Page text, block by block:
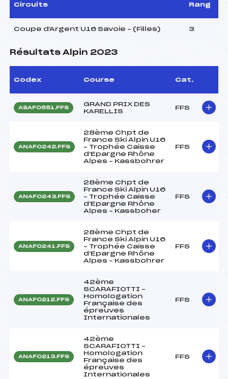
Circuits Rang
Coupe d'Argent U16 Savoie – (Filles) 3
Résultats Alpin 2023
Codex Course Cat.
ASAF0551.FFS
GRAND PRIX DES
KARELLIS
FFS
ANAF0242.FFS
28ème Chpt de
France Ski Alpin U16
– Trophée Caisse
d'Epargne Rhône
Alpes – Kassbohrer
FFS
ANAF0243.FFS
28ème Chpt de
France Ski Alpin U16
– Trophée Caisse
d'Epargne Rhône
Alpes – Kassboher
FFS
ANAF0241.FFS
28ème Chpt de
France Ski Alpin U16
– Trophée Caisse
d'Epargne Rhône
Alpes – Kassbohrer
FFS
ANAF0212.FFS
42ème
SCARAFIOTTI –
Homologation
Française des
épreuves
Internationales
FFS
ANAF0213.FFS
42ème
SCARAFIOTTI –
Homologation
Française des
épreuves
Internationales
FFS